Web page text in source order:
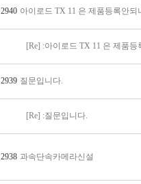
2940 아이로드 TX 11 은 제품등록안되
[Re] :아이로드 TX 11 은 제품등
2939 질문입니다.
[Re] :질문입니다.
2938 과속단속카메라신설